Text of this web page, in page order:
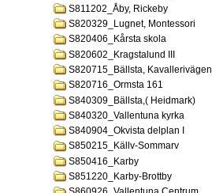
S811202_Åby, Rickeby
S820329_Lugnet, Montessori
S820406_Kårsta skola
S820602_Kragstalund III
S820715_Bällsta, Kavallerivägen
S820716_Ormsta 161
S840309_Bällsta,( Heidmark)
S840320_Vallentuna kyrka
S840904_Okvista delplan I
S850215_Källv-Sommarv
S850416_Karby
S851220_Karby-Brottby